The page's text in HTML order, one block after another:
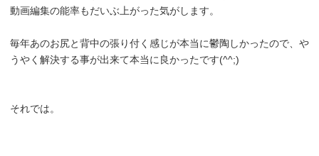
動画編集の能率もだいぶ上がった気がします。
毎年あのお尻と背中の張り付く感じが本当に鬱陶しかったので、や
うやく解決する事が出来て本当に良かったです(^^;)
それでは。